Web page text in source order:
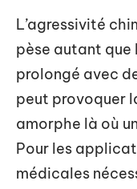
L’agressivité
pèse autant
prolongé avec
peut provoquer
amorphe là où
Pour les
médicales